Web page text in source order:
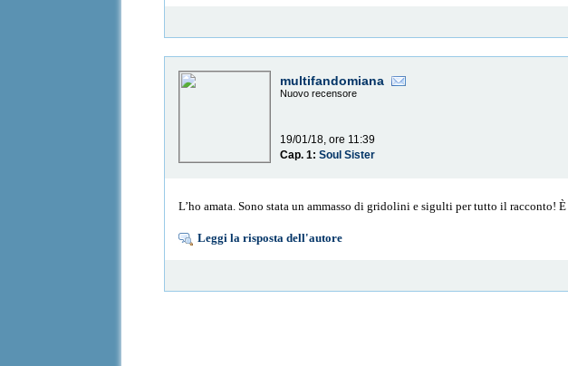
multifandomiana
Nuovo recensore
19/01/18, ore 11:39
Cap. 1:Soul Sister
L’ho amata. Sono stata un ammasso di gridolini e sigulti per tutto il
Leggi la risposta dell'autore